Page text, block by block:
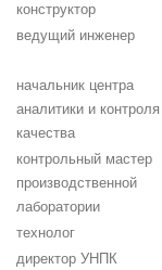
конструктор
ведущий инженер
начальник центра
аналитики и контроля
качества
контрольный мастер
производственной
лаборатории
технолог
директор УНПК